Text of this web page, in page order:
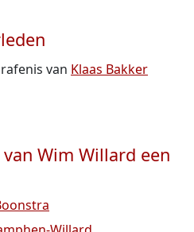
van Klaas Bakker
Wim Willard een